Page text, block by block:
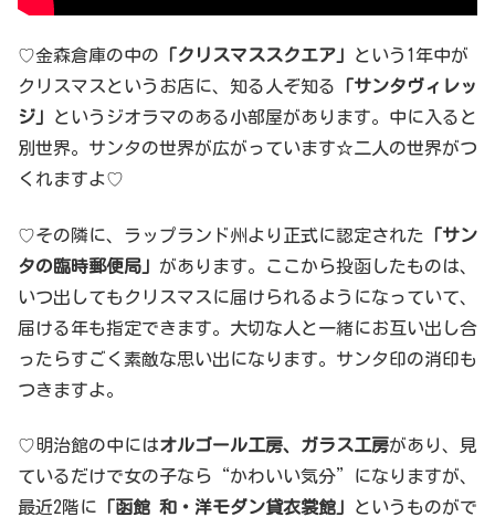
♡金森倉庫の中の 「クリスマススクエア」
という1年中が
クリスマスというお店に、知る人ぞ知る
「サンタヴィレッ
ジ」
というジオラマのある小部屋があります。中に入ると
別世界。サンタの世界が広がっています☆二人の世界がつ
くれますよ♡
♡その隣に、ラップランド州より正式に認定された
「サン
タの臨時郵便局」 があります。ここから投函したものは、
いつ出してもクリスマスに届けられるようになっていて、
届ける年も指定できます。大切な人と一緒にお互い出し合
ったらすごく素敵な思い出になります。サンタ印の消印も
つきますよ。
♡明治館の中にはオルゴール工房、ガラス工房があり、見
ているだけで女の子なら“かわいい気分”になりますが、
最近2階に 「函館 和・洋モダン貸衣裳館」
というものがで